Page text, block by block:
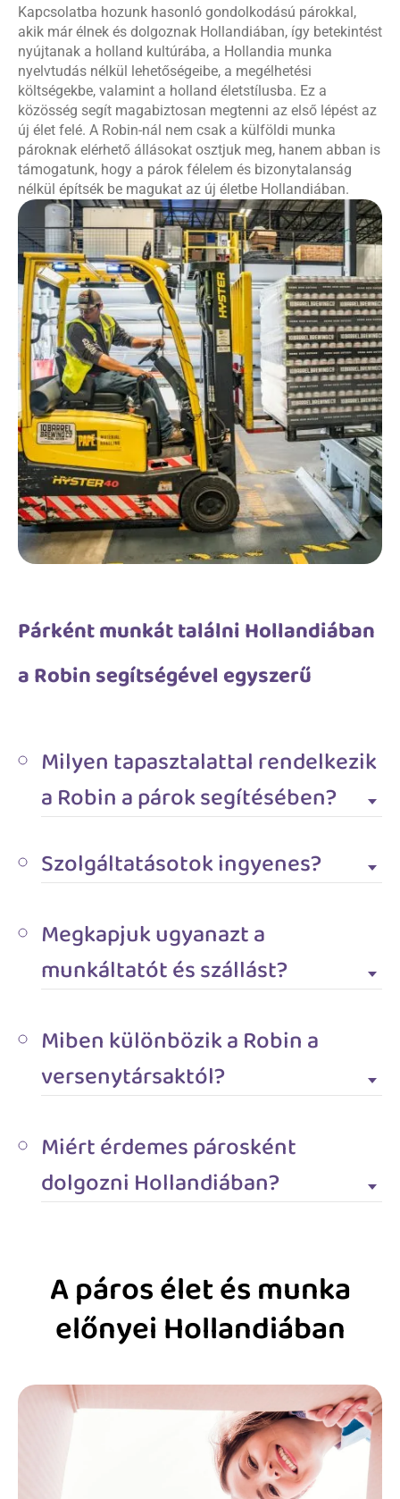
Kapcsolatba hozunk hasonló gondolkodású párokkal,
akik már élnek és dolgoznak Hollandiában, így betekintést
nyújtanak a holland kultúrába, a Hollandia munka
nyelvtudás nélkül lehetőségeibe, a megélhetési
költségekbe, valamint a holland életstílusba. Ez a
közösség segít magabiztosan megtenni az első lépést az
új élet felé. A Robin-nál nem csak a külföldi munka
pároknak elérhető állásokat osztjuk meg, hanem abban is
támogatunk, hogy a párok félelem és bizonytalanság
nélkül építsék be magukat az új életbe Hollandiában.
Párként munkát találni Hollandiában
a Robin segítségével egyszerű
Milyen tapasztalattal rendelkezik
a Robin a párok segítésében?
Szolgáltatásotok ingyenes?
Megkapjuk ugyanazt a
munkáltatót és szállást?
Miben különbözik a Robin a
versenytársaktól?
Miért érdemes párosként
dolgozni Hollandiában?
A páros élet és munka
előnyei Hollandiában